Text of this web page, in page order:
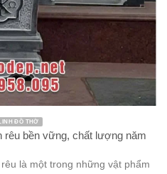
ĐỒ THỜ
bền vững, chất lượng năm
là một trong những vật phẩm